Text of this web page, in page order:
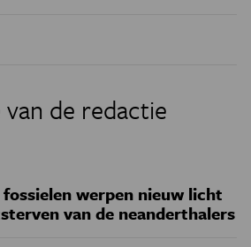
van de redactie
fossielen werpen nieuw licht
van de neanderthalers